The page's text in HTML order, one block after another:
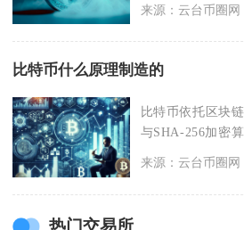
来源：云台币圈网
比特币什么原理制造的
比特币依托区块
与SHA-256加密
的数学运算制
来源：云台币圈网
热门交易所